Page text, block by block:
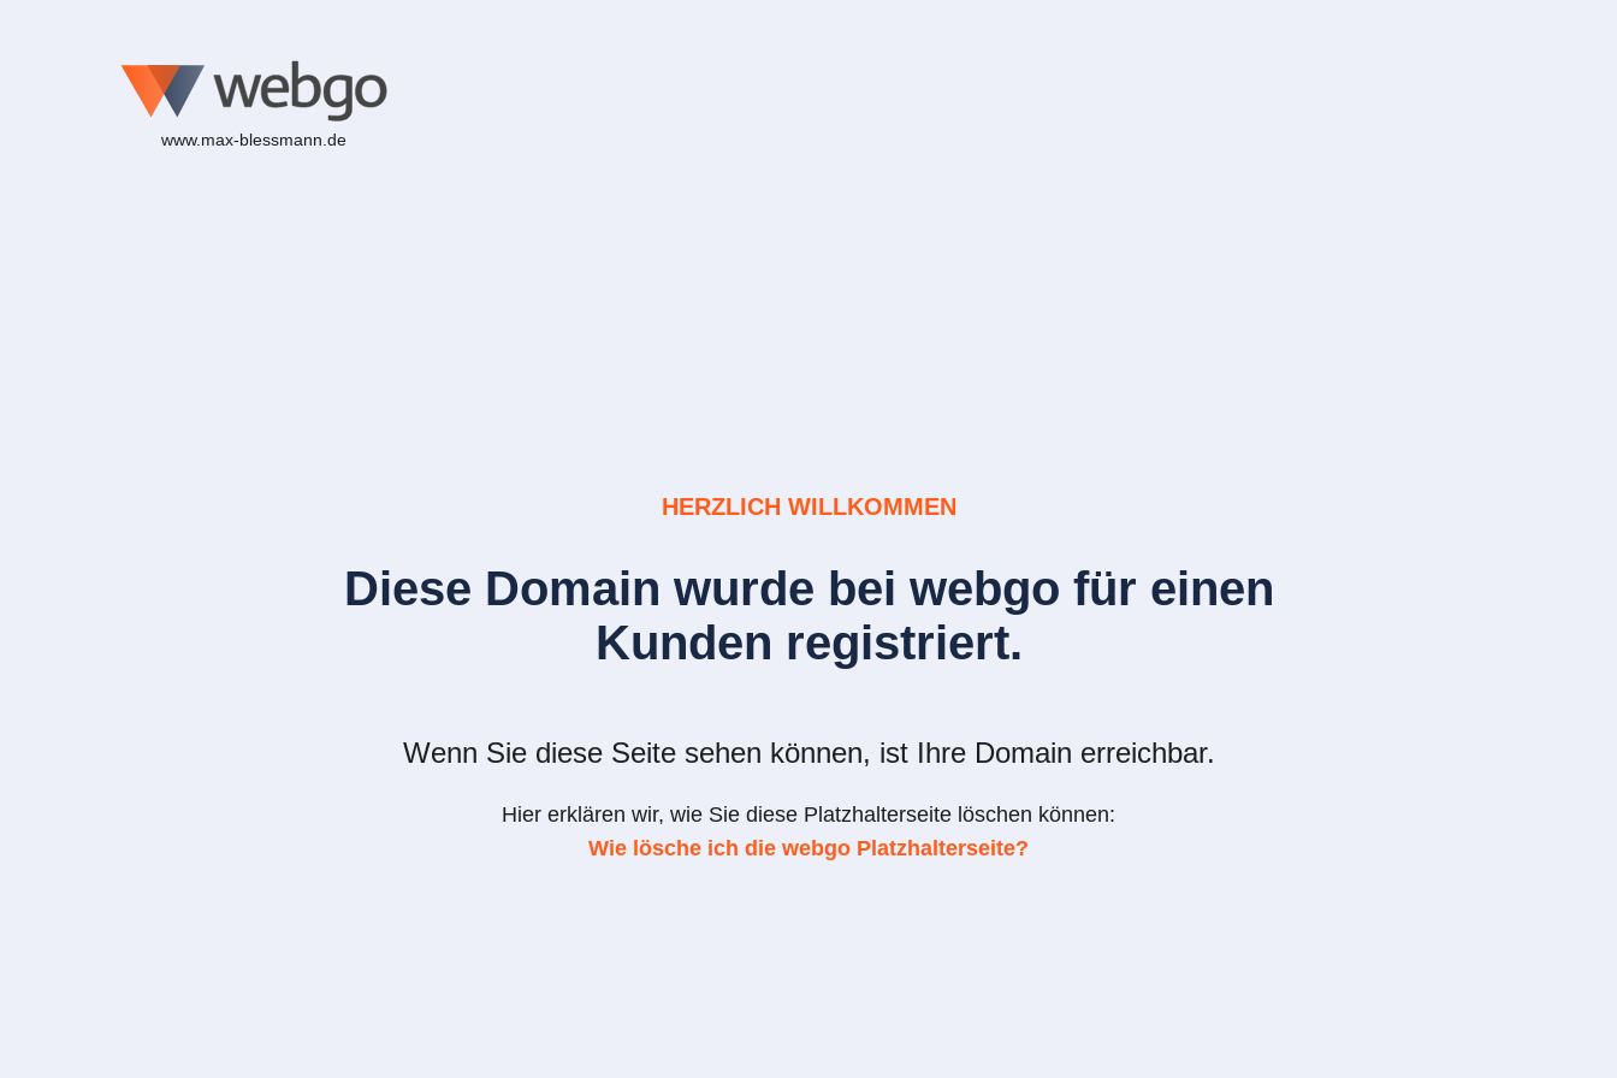
www.max-blessmann.de
HERZLICH WILLKOMMEN
Diese Domain wurde bei webgo für einen
Kunden registriert.
Wenn Sie diese Seite sehen können, ist Ihre Domain erreichbar.
Hier erklären wir, wie Sie diese Platzhalterseite löschen können:
Wie lösche ich die webgo Platzhalterseite?